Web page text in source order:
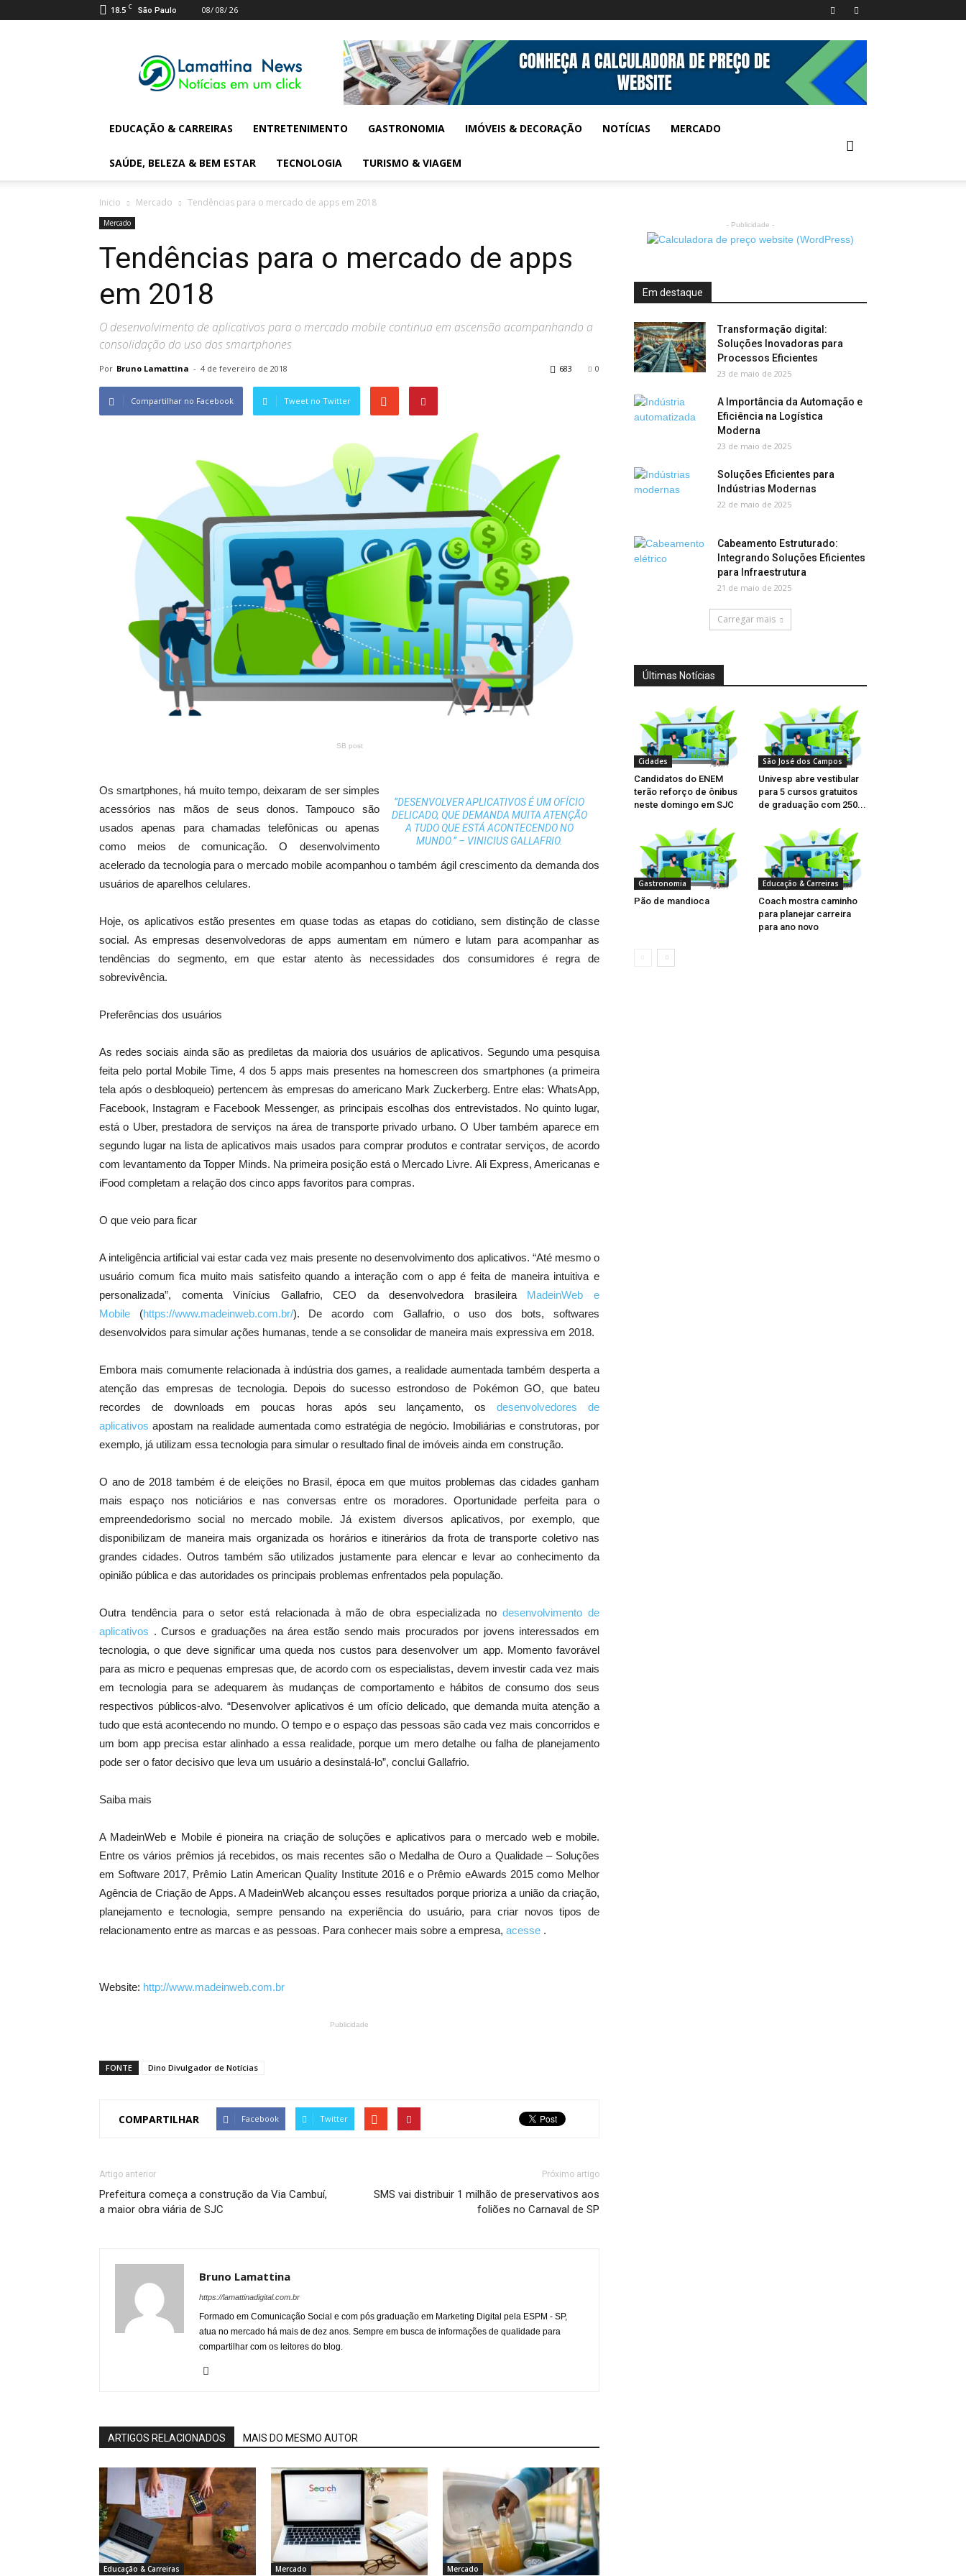
18.5 C São Paulo 08/ 08/ 26
Digital
News
EDUCAÇÃO & CARREIRAS ENTRETENIMENTO GASTRONOMIA IMÓVEIS & DECORAÇÃO NOTÍCIAS MERCADO
SAÚDE, BELEZA & BEM ESTAR TECNOLOGIA TURISMO & VIAGEM
Inicio Mercado Tendências para o mercado de apps em 2018
Mercado
Tendências para o mercado de apps
em 2018
O desenvolvimento de aplicativos para o mercado mobile continua em ascensão acompanhando a
consolidação do uso dos smartphones
Por Bruno Lamattina - 4 de fevereiro de 2018 0
683
Compartilhar no Facebook Tweet no Twitter
SB post
“DESENVOLVER APLICATIVOS É UM OFÍCIO
DELICADO, QUE DEMANDA MUITA ATENÇÃO
A TUDO QUE ESTÁ ACONTECENDO NO
MUNDO.” – VINICIUS GALLAFRIO.
Os smartphones, há muito tempo, deixaram de ser simples
acessórios nas mãos de seus donos. Tampouco são
usados apenas para chamadas telefônicas ou apenas
como meios de comunicação. O desenvolvimento
acelerado da tecnologia para o mercado mobile acompanhou o também ágil crescimento da demanda dos
usuários de aparelhos celulares.
Hoje, os aplicativos estão presentes em quase todas as etapas do cotidiano, sem distinção de classe
social. As empresas desenvolvedoras de apps aumentam em número e lutam para acompanhar as
tendências do segmento, em que estar atento às necessidades dos consumidores é regra de
sobrevivência.
Preferências dos usuários
As redes sociais ainda são as prediletas da maioria dos usuários de aplicativos. Segundo uma pesquisa
feita pelo portal Mobile Time, 4 dos 5 apps mais presentes na homescreen dos smartphones (a primeira
tela após o desbloqueio) pertencem às empresas do americano Mark Zuckerberg. Entre elas: WhatsApp,
Facebook, Instagram e Facebook Messenger, as principais escolhas dos entrevistados. No quinto lugar,
está o Uber, prestadora de serviços na área de transporte privado urbano. O Uber também aparece em
segundo lugar na lista de aplicativos mais usados para comprar produtos e contratar serviços, de acordo
com levantamento da Topper Minds. Na primeira posição está o Mercado Livre. Ali Express, Americanas e
iFood completam a relação dos cinco apps favoritos para compras.
O que veio para ficar
A inteligência artificial vai estar cada vez mais presente no desenvolvimento dos aplicativos. “Até mesmo o
usuário comum fica muito mais satisfeito quando a interação com o app é feita de maneira intuitiva e
personalizada”, comenta Vinícius Gallafrio, CEO da desenvolvedora brasileira MadeinWeb e
Mobile (https://www.madeinweb.com.br/). De acordo com Gallafrio, o uso dos bots, softwares
desenvolvidos para simular ações humanas, tende a se consolidar de maneira mais expressiva em 2018.
Embora mais comumente relacionada à indústria dos games, a realidade aumentada também desperta a
atenção das empresas de tecnologia. Depois do sucesso estrondoso de Pokémon GO, que bateu
recordes de downloads em poucas horas após seu lançamento, os desenvolvedores de
aplicativosapostam na realidade aumentada como estratégia de negócio. Imobiliárias e construtoras, por
exemplo, já utilizam essa tecnologia para simular o resultado final de imóveis ainda em construção.
O ano de 2018 também é de eleições no Brasil, época em que muitos problemas das cidades ganham
mais espaço nos noticiários e nas conversas entre os moradores. Oportunidade perfeita para o
empreendedorismo social no mercado mobile. Já existem diversos aplicativos, por exemplo, que
disponibilizam de maneira mais organizada os horários e itinerários da frota de transporte coletivo nas
grandes cidades. Outros também são utilizados justamente para elencar e levar ao conhecimento da
opinião pública e das autoridades os principais problemas enfrentados pela população.
Outra tendência para o setor está relacionada à mão de obra especializada nodesenvolvimento de
aplicativos . Cursos e graduações na área estão sendo mais procurados por jovens interessados em
tecnologia, o que deve significar uma queda nos custos para desenvolver um app. Momento favorável
para as micro e pequenas empresas que, de acordo com os especialistas, devem investir cada vez mais
em tecnologia para se adequarem às mudanças de comportamento e hábitos de consumo dos seus
respectivos públicos-alvo. “Desenvolver aplicativos é um ofício delicado, que demanda muita atenção a
tudo que está acontecendo no mundo. O tempo e o espaço das pessoas são cada vez mais concorridos e
um bom app precisa estar alinhado a essa realidade, porque um mero detalhe ou falha de planejamento
pode ser o fator decisivo que leva um usuário a desinstalá-lo”, conclui Gallafrio.
Saiba mais
A MadeinWeb e Mobile é pioneira na criação de soluções e aplicativos para o mercado web e mobile.
Entre os vários prêmios já recebidos, os mais recentes são o Medalha de Ouro a Qualidade – Soluções
em Software 2017, Prêmio Latin American Quality Institute 2016 e o Prêmio eAwards 2015 como Melhor
Agência de Criação de Apps. A MadeinWeb alcançou esses resultados porque prioriza a união da criação,
planejamento e tecnologia, sempre pensando na experiência do usuário, para criar novos tipos de
relacionamento entre as marcas e as pessoas. Para conhecer mais sobre a empresa, acesse .
Website: http://www.madeinweb.com.br
Publicidade
FONTE Dino Divulgador de Notícias
COMPARTILHAR Facebook Twitter
Artigo anterior
Prefeitura começa a construção da Via Cambuí,
a maior obra viária de SJC
Próximo artigo
SMS vai distribuir 1 milhão de preservativos aos
foliões no Carnaval de SP
Bruno Lamattina
https://lamattinadigital.com.br
Formado em Comunicação Social e com pós graduação em Marketing Digital pela ESPM - SP,
atua no mercado há mais de dez anos. Sempre em busca de informações de qualidade para
compartilhar com os leitores do blog.
ARTIGOS RELACIONADOS MAIS DO MESMO AUTOR
Educação & Carreiras Mercado Mercado
- Publicidade -
Em destaque
Transformação digital:
Soluções Inovadoras para
Processos Eficientes
23 de maio de 2025
A Importância da Automação e
Eficiência na Logística
Moderna
23 de maio de 2025
Soluções Eficientes para
Indústrias Modernas
22 de maio de 2025
Cabeamento Estruturado:
Integrando Soluções Eficientes
para Infraestrutura
21 de maio de 2025
Carregar mais
Últimas Notícias
Cidades
Candidatos do ENEM
terão reforço de ônibus
neste domingo em SJC
São José dos Campos
Univesp abre vestibular
para 5 cursos gratuitos
de graduação com 250...
Gastronomia
Pão de mandioca
Educação & Carreiras
Coach mostra caminho
para planejar carreira
para ano novo